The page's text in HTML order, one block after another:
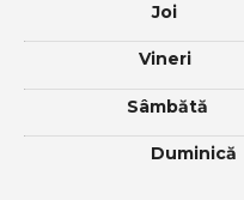
Joi
Vineri
Sâmbătă
Duminică